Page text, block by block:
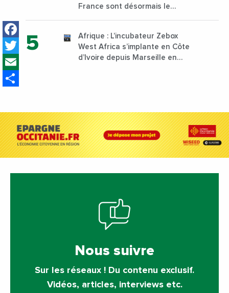
Facebook
Twitter
France sont désormais le
Afrique : L’incubateur Zebox
West Africa s’implante en Côte
d’Ivoire depuis Marseille en
Nous suivre
Sur les réseaux ! Du contenu exclusif.
Vidéos, articles, interviews etc.